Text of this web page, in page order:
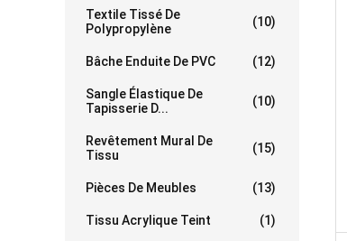
Textile Tissé De
Polypropylène
(10)
Bâche Enduite De PVC (12)
Sangle Élastique De
Tapisserie D...
(10)
Revêtement Mural De
Tissu
(15)
Pièces De Meubles (13)
Tissu Acrylique Teint (1)